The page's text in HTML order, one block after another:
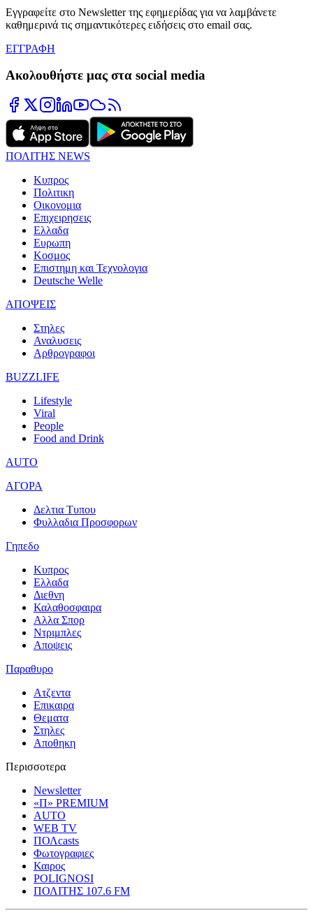
Εγγραφείτε στο Newsletter της εφημερίδας για να λαμβάνετε
καθημερινά τις σημαντικότερες ειδήσεις στο email σας.
ΕΓΓΡΑΦΗ
Ακολουθήστε μας στα social media
ΠΟΛΙΤΗΣ NEWS
Κυπρος
Πολιτικη
Οικονομια
Επιχειρησεις
Ελλαδα
Ευρωπη
Κοσμος
Επιστημη και Τεχνολογια
Deutsche Welle
ΑΠΟΨΕΙΣ
Στηλες
Αναλυσεις
Αρθρογραφοι
BUZZLIFE
Lifestyle
Viral
People
Food and Drink
AUTO
ΑΓΟΡΑ
Δελτια Τυπου
Φυλλαδια Προσφορων
Γηπεδο
Κυπρος
Ελλαδα
Διεθνη
Καλαθοσφαιρα
Αλλα Σπορ
Ντριμπλες
Αποψεις
Παραθυρο
Ατζεντα
Επικαιρα
Θεματα
Στηλες
Αποθηκη
Περισσοτερα
Newsletter
«Π» PREMIUM
AUTO
WEB TV
ΠΟΛcasts
Φωτογραφιες
Καιρος
POLIGNOSI
ΠΟΛΙΤΗΣ 107.6 FM